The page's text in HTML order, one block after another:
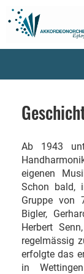
Ab 1943
eigenen
Schon bald,
Gruppe von
Bigler,
Herbert
regelmässig
erfolgte das
in